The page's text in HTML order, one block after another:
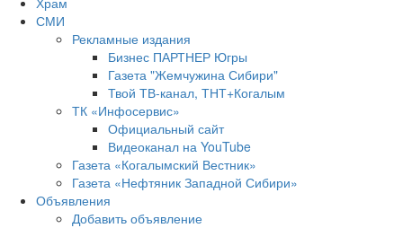
СМИ
Рекламные издания
Бизнес ПАРТНЕР Югры
Газета "Жемчужина Сибири"
Твой ТВ-канал, ТНТ+Когалым
ТК «Инфосервис»
Официальный сайт
Видеоканал на YouTube
Газета «Когалымский Вестник»
Газета «Нефтяник Западной Сибири»
Объявления
Добавить объявление